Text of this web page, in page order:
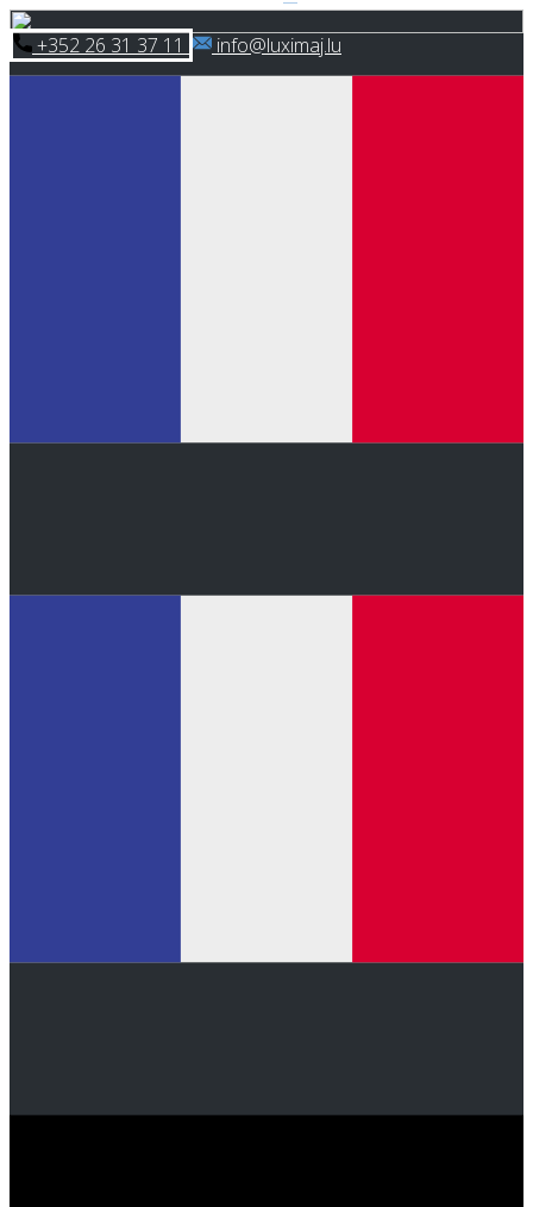
Skip
to
content
​+352 26 31 37 11 ​info@luximaj.lu